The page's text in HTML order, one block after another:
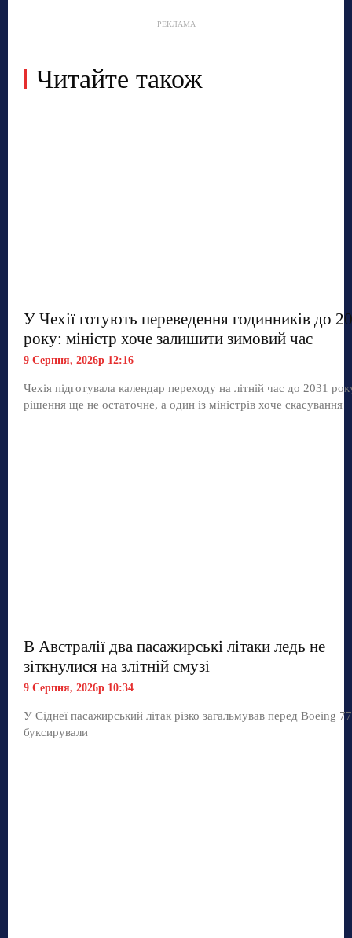
РЕКЛАМА
Читайте також
У Чехії готують переведення годинників до
року: міністр хоче залишити зимовий час
9 Серпня, 2026р 12:16
Чехія підготувала календар переходу на літній час до 2031
рішення ще не остаточне, а один із міністрів хоче скасування
В Австралії два пасажирські літаки ледь не
зіткнулися на злітній смузі
9 Серпня, 2026р 10:34
У Сіднеї пасажирський літак різко загальмував перед Boeing
буксирували